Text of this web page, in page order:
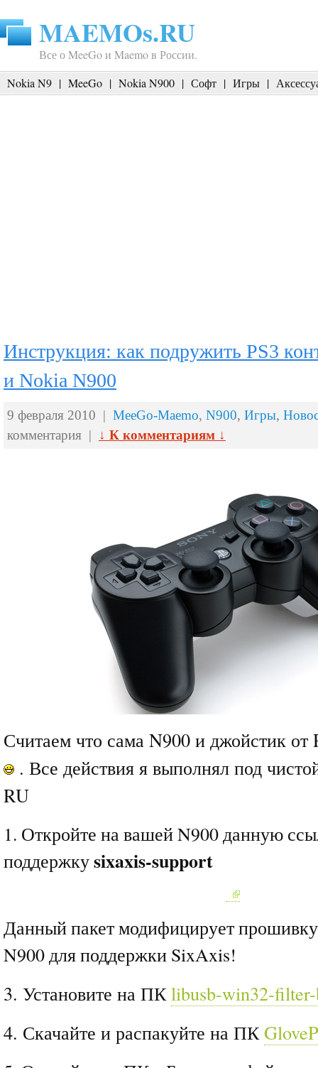
MAEMOs.RU
Все о MeeGo и Maemo в России.
Nokia N9 | MeeGo | Nokia N900 | Софт | Игры |
Инструкция: как подружить PS3
и Nokia N900
9 февраля 2010 | MeeGo-Maemo, N900, Игры,
комментария | ↓ К комментариям ↓
Считаем что сама N900 и джойстик от
. Все действия я выполнял под
RU
1. Откройте на вашей N900 данную
поддержкуsixaxis-support
Данный пакет модифицирует
N900 для поддержки SixAxis!
3. Установите на ПКlibusb-win32-
4. Скачайте и распакуйте на ПК